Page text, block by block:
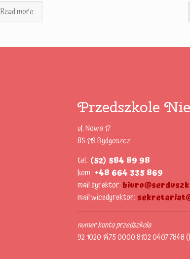
Read more
Przedszkole
ul. Nowa 17
85-119 Bydgoszcz
tel.:(52) 584 89 98
kom.:+48 664 335 869
mail dyrektor:
mail wicedyrektor:
numer konta przedszkola
92 1020 1475 0000 8102 0407 7848